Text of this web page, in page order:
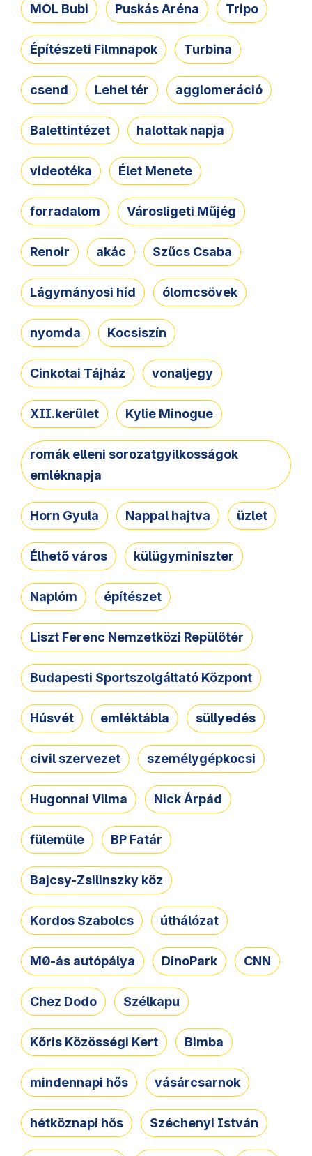
MOL Bubi Puskás Aréna Tripo
Építészeti Filmnapok Turbina
csend Lehel tér agglomeráció
Balettintézet halottak napja
videotéka Élet Menete
forradalom Városligeti Műjég
Renoir akác Szűcs Csaba
Lágymányosi híd ólomcsövek
nyomda Kocsiszín
Cinkotai Tájház vonaljegy
XII.kerület Kylie Minogue
romák elleni sorozatgyilkosságok
emléknapja
Horn Gyula Nappal hajtva üzlet
Élhető város külügyminiszter
Naplóm építészet
Liszt Ferenc Nemzetközi Repülőtér
Budapesti Sportszolgáltató Központ
Húsvét emléktábla süllyedés
civil szervezet személygépkocsi
Hugonnai Vilma Nick Árpád
fülemüle BP Fatár
Bajcsy-Zsilinszky köz
Kordos Szabolcs úthálózat
M0-ás autópálya DinoPark CNN
Chez Dodo Szélkapu
Kőris Közösségi Kert Bimba
mindennapi hős vásárcsarnok
hétköznapi hős Széchenyi István